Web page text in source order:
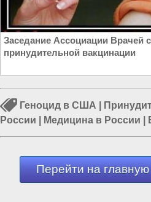
Заседание Ассоциации Врачей
принудительной вакцинации
Геноцид в США
России
Медицина в России
Россия и Запад|Россия и
Перейти на